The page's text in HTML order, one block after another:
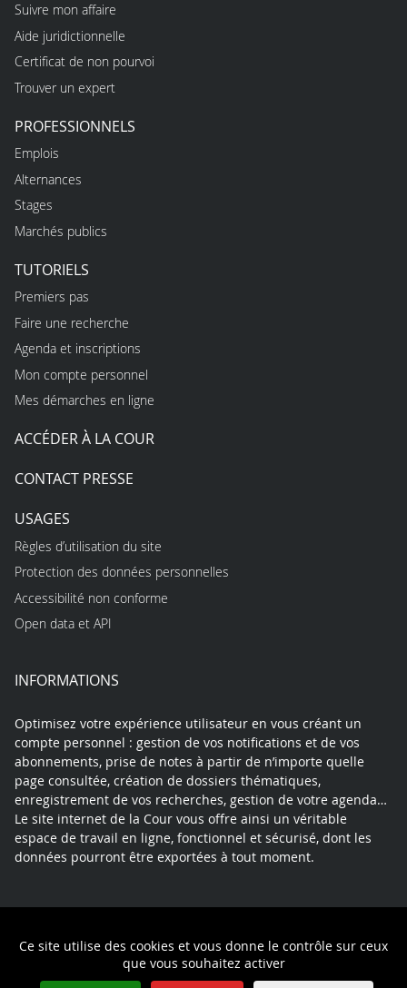
Ce site utilise des cookies et vous donne le contrôle sur ceux
que vous souhaitez activer
Suivre mon affaire
Aide juridictionnelle
Certificat de non pourvoi
Trouver un expert
PROFESSIONNELS
Emplois
Alternances
Stages
Marchés publics
TUTORIELS
Premiers pas
Faire une recherche
Agenda et inscriptions
Mon compte personnel
Mes démarches en ligne
ACCÉDER À LA COUR
CONTACT PRESSE
USAGES
Règles d’utilisation du site
Protection des données personnelles
Accessibilité non conforme
Open data et API
INFORMATIONS
Optimisez votre expérience utilisateur en vous créant un
compte personnel : gestion de vos notifications et de vos
abonnements, prise de notes à partir de n’importe quelle
page consultée, création de dossiers thématiques,
enregistrement de vos recherches, gestion de votre agenda…
Le site internet de la Cour vous offre ainsi un véritable
espace de travail en ligne, fonctionnel et sécurisé, dont les
données pourront être exportées à tout moment.
Politique de confidentialité